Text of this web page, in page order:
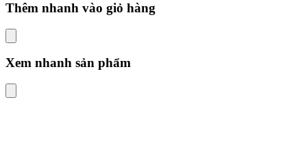
Thêm nhanh vào giỏ hàng
Xem nhanh sản phẩm